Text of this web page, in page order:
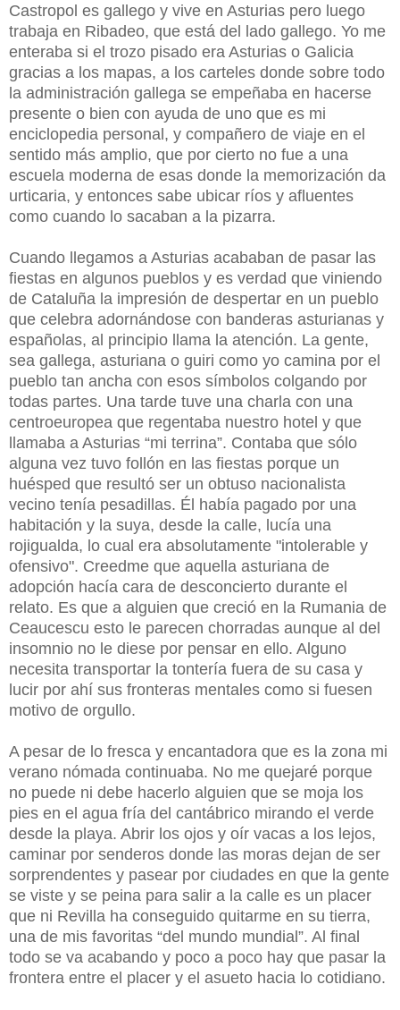
Castropol es gallego y vive en Asturias pero luego
trabaja en Ribadeo, que está del lado gallego. Yo me
enteraba si el trozo pisado era Asturias o Galicia
gracias a los mapas, a los carteles donde sobre todo
la administración gallega se empeñaba en hacerse
presente o bien con ayuda de uno que es mi
enciclopedia personal, y compañero de viaje en el
sentido más amplio, que por cierto no fue a una
escuela moderna de esas donde la memorización da
urticaria, y entonces sabe ubicar ríos y afluentes
como cuando lo sacaban a la pizarra.
Cuando llegamos a Asturias acababan de pasar las
fiestas en algunos pueblos y es verdad que viniendo
de Cataluña la impresión de despertar en un pueblo
que celebra adornándose con banderas asturianas y
españolas, al principio llama la atención. La gente,
sea gallega, asturiana o guiri como yo camina por el
pueblo tan ancha con esos símbolos colgando por
todas partes. Una tarde tuve una charla con una
centroeuropea que regentaba nuestro hotel y que
llamaba a Asturias “mi terrina”. Contaba que sólo
alguna vez tuvo follón en las fiestas porque un
huésped que resultó ser un obtuso nacionalista
vecino tenía pesadillas. Él había pagado por una
habitación y la suya, desde la calle, lucía una
rojigualda, lo cual era absolutamente "intolerable y
ofensivo". Creedme que aquella asturiana de
adopción hacía cara de desconcierto durante el
relato. Es que a alguien que creció en la Rumania de
Ceaucescu esto le parecen chorradas aunque al del
insomnio no le diese por pensar en ello. Alguno
necesita transportar la tontería fuera de su casa y
lucir por ahí sus fronteras mentales como si fuesen
motivo de orgullo.
A pesar de lo fresca y encantadora que es la zona mi
verano nómada continuaba. No me quejaré porque
no puede ni debe hacerlo alguien que se moja los
pies en el agua fría del cantábrico mirando el verde
desde la playa. Abrir los ojos y oír vacas a los lejos,
caminar por senderos donde las moras dejan de ser
sorprendentes y pasear por ciudades en que la gente
se viste y se peina para salir a la calle es un placer
que ni Revilla ha conseguido quitarme en su tierra,
una de mis favoritas “del mundo mundial”. Al final
todo se va acabando y poco a poco hay que pasar la
frontera entre el placer y el asueto hacia lo cotidiano.